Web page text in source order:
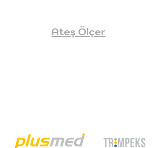
Ateş Ölçer